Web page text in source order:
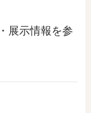
展示情報を参